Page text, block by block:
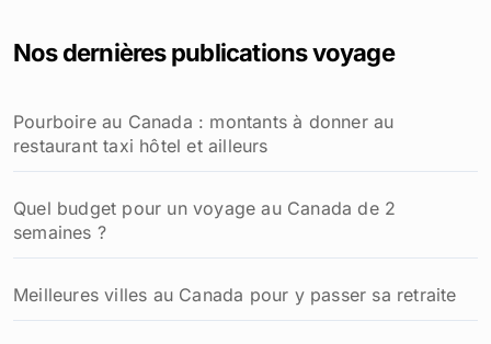
r
e
r
Nos dernières publications voyage
Pourboire au Canada : montants à donner au
restaurant taxi hôtel et ailleurs
Quel budget pour un voyage au Canada de 2
semaines ?
Meilleures villes au Canada pour y passer sa retraite